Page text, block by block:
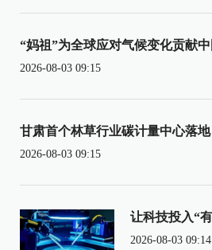
“妈祖”为全球应对气候变化贡献
2026-08-03 09:15
甘肃首个林草行业碳计量中心落地
2026-08-03 09:15
让科技投入“
2026-08-03 09:14